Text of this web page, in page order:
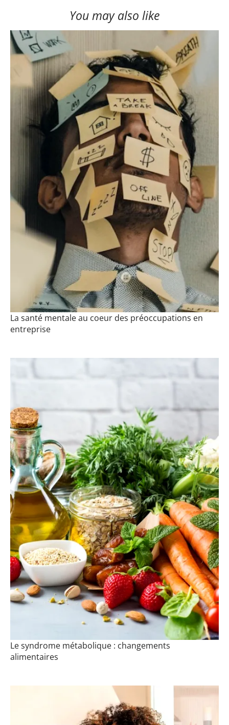
You may also like
La santé mentale au coeur des préoccupations en
entreprise
Le syndrome métabolique : changements
alimentaires